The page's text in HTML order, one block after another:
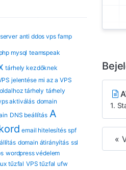
anti ddos vps famp
php mysql teamspeak
tárhely kezdőknek
jelentése mi az a VPS
tárhely tárhely
aktiválás domain
DNS beállítás A
email hitelesítés spf
domain átirányítás ssl
wordpress védelem
tűzfal VPS tűzfal ufw
1.
«